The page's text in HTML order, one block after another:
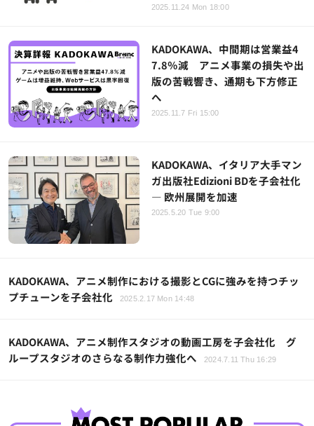
2025.11.24 Mon 18:00
KADOKAWA、中間期は営業益4
7.8％減 アニメ事業の損失や出
版の苦戦響き、通期も下方修正
へ
2025.11.7 Fri 15:00
KADOKAWA、イタリア大手マン
ガ出版社Edizioni BDを子会社化
― 欧州展開を加速
2025.5.20 Tue 9:00
KADOKAWA、アニメ制作における撮影とCGに強みを持つチッ
プチューンを子会社化
2025.2.17 Mon 14:48
KADOKAWA、アニメ制作スタジオの動画工房を子会社化 グ
ループスタジオのさらなる制作力強化へ
2024.7.11 Thu 16:29